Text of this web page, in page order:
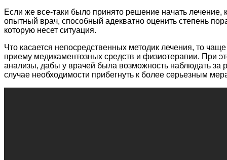
Если же все-таки было принято решение начать лечение,
опытный врач, способный адекватно оценить степень
которую несет ситуация.
Что касается непосредственных методик лечения, то
приему медикаментозных средств и физиотерапии. При
анализы, дабы у врачей была возможность наблюдать за
случае необходимости прибегнуть к более серьезным